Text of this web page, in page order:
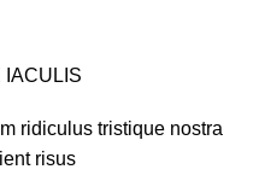
IACULIS
ridiculus tristique nostra
risus